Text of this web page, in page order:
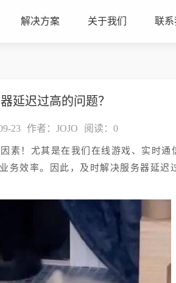
解决方案 关于我们 联系
延迟过高的问题？
23 作者：JOJO 阅读： 0
素！尤其是在我们在线游戏、实时通
务效率。因此，及时解决服务器延迟